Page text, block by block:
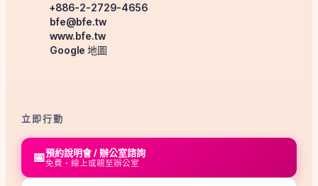
+886-2-2729-4656
bfe@bfe.tw
www.bfe.tw
Google 地圖
立即行動
📅預約說明會 / 辦公室諮詢
免費・線上或親至辦公室